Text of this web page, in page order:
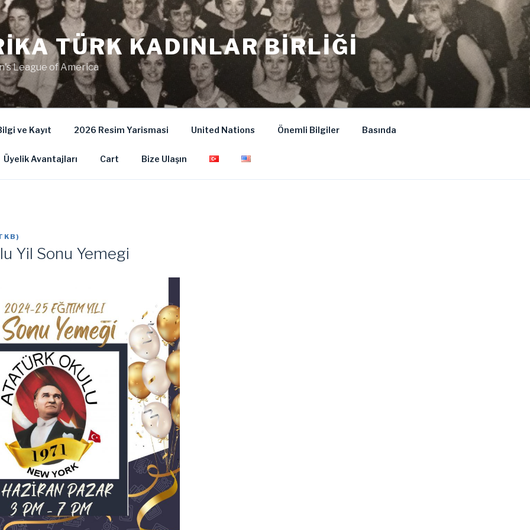
TÜRK KADINLAR BIRLIĞI
League of America
ve Kayıt 2026 Resim Yarismasi United Nations Önemli Bilgiler Basında
Üyelik Avantajları Cart Bize Ulaşın
)
Yil Sonu Yemegi